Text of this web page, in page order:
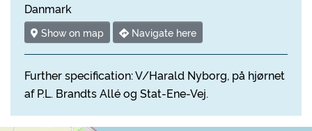
Danmark
Show on map Navigate here
Further specification: V/Harald Nyborg, på hjørnet
af P.L. Brandts Allé og Stat-Ene-Vej.